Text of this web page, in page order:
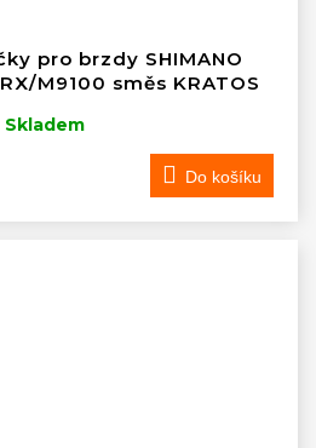
pro brzdy SHIMANO
M9100 směs KRATOS
Skladem
Do košíku